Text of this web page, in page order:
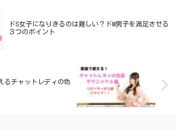
ドS女子になりきるのは難しい？ドM男子を満足させる
３つのポイント
るチャットレディの色